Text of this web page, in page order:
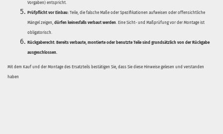
Vorgaben) entspricht.
Prüfpflicht vor Einbau: Teile, die falsche Maße oder Spezifikationen aufweisen oder offensichtliche
Mängel zeigen, dürfen keinesfalls verbaut werden. Eine Sicht- und Maßprüfung vor der Montage ist
obligatorisch.
Rückgaberecht: Bereits verbaute, montierte oder benutzte Teile sind grundsätzlich von der Rückgabe
ausgeschlossen.
Mit dem Kauf und der Montage des Ersatzteils bestätigen Sie, dass Sie diese Hinweise gelesen und verstanden
haben